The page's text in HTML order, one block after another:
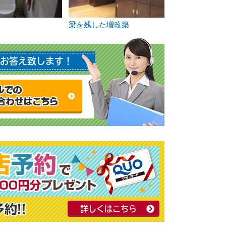
梁を残した増改築
答え致します！
詳しくはこちら